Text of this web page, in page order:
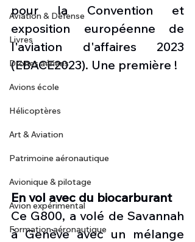
Aviation & Défense
Livres
Drones aériens
Avions école
Hélicoptères
Art & Aviation
Patrimoine aéronautique
Avionique & pilotage
Avion expérimental
Formation aéronautique
pour la Convention et
exposition européenne de
l'aviation d'affaires 2023
(EBACE2023). Une première !
En vol avec du biocarburant
Ce G800, a volé de Savannah
à Genève avec un mélange